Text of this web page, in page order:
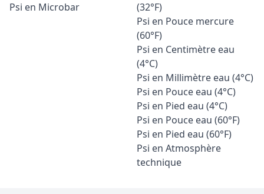
Psi en Microbar
(32°F)
Psi en Pouce mercure
(60°F)
Psi en Centimètre eau
(4°C)
Psi en Millimètre eau (4°C)
Psi en Pouce eau (4°C)
Psi en Pied eau (4°C)
Psi en Pouce eau (60°F)
Psi en Pied eau (60°F)
Psi en Atmosphère
technique